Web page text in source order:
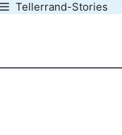
Tellerrand-Stories